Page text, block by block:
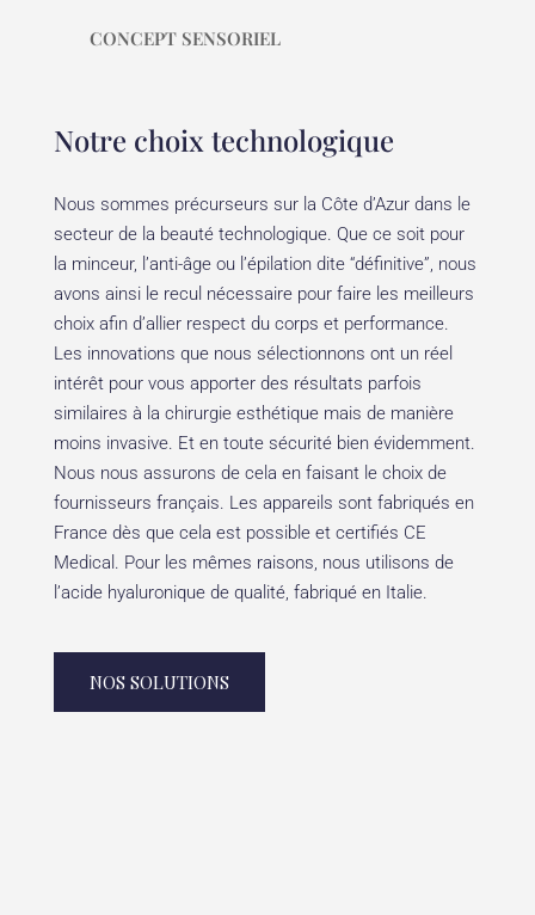
CONCEPT SENSORIEL
Notre choix technologique
Nous sommes précurseurs sur la Côte d’Azur dans le
secteur de la beauté technologique. Que ce soit pour
la minceur, l’anti-âge ou l’épilation dite “définitive”, nous
avons ainsi le recul nécessaire pour faire les meilleurs
choix afin d’allier respect du corps et performance.
Les innovations que nous sélectionnons ont un réel
intérêt pour vous apporter des résultats parfois
similaires à la chirurgie esthétique mais de manière
moins invasive. Et en toute sécurité bien évidemment.
Nous nous assurons de cela en faisant le choix de
fournisseurs français. Les appareils sont fabriqués en
France dès que cela est possible et certifiés CE
Medical. Pour les mêmes raisons, nous utilisons de
l’acide hyaluronique de qualité, fabriqué en Italie.
NOS SOLUTIONS